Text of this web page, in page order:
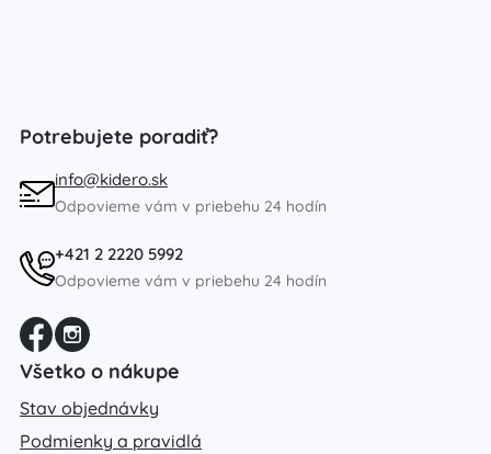
Potrebujete poradiť?
info@kidero.sk
Odpovieme vám v priebehu 24 hodín
+421 2 2220 5992
Odpovieme vám v priebehu 24 hodín
Všetko o nákupe
Stav objednávky
Podmienky a pravidlá